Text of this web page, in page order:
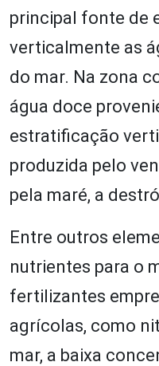
principal fonte de
verticalmente as
do mar. Na zona
água doce
estratificação
produzida pelo
pela maré, a
Entre outros
nutrientes para o
fertilizantes
agrícolas, como
mar, a baixa